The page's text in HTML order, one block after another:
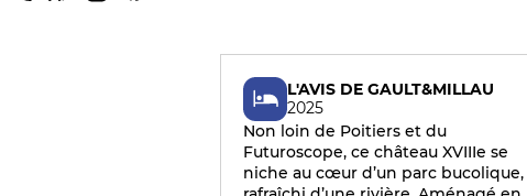
L'AVIS DE GAULT&MILLAU
2025
Non loin de Poitiers et du
Futuroscope, ce château XVIIIe se
niche au cœur d’un parc bucolique,